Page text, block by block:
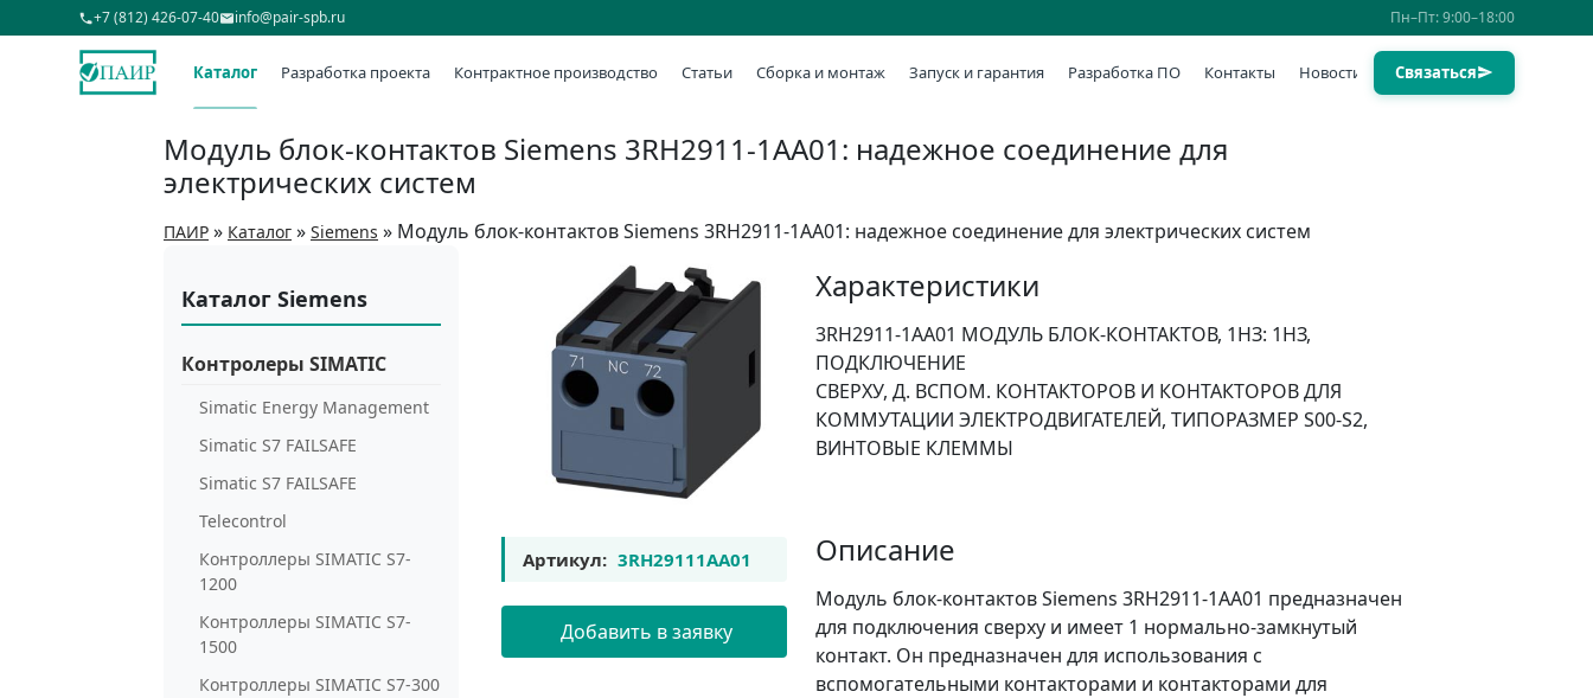
+7 (812) 426-07-40 info@pair-spb.ru Пн–Пт: 9:00–18:00
Каталог Разработка проекта Контрактное производство Статьи Сборка и монтаж Запуск и гарантия Разработка ПО Контакты Новости Связаться
Модуль блок-контактов Siemens 3RH2911-1AA01: надежное соединение для
электрических систем
ПАИР » Каталог » Siemens » Модуль блок-контактов Siemens 3RH2911-1AA01: надежное соединение для электрических систем
Каталог Siemens
Контролеры SIMATIC
Simatic Energy Management
Simatic S7 FAILSAFE
Simatic S7 FAILSAFE
Telecontrol
Контроллеры SIMATIC S7-
1200
Контроллеры SIMATIC S7-
1500
Контроллеры SIMATIC S7-300
Артикул: 3RH29111AA01
Добавить в заявку
Характеристики
3RH2911-1AA01 МОДУЛЬ БЛОК-КОНТАКТОВ, 1НЗ: 1НЗ,
ПОДКЛЮЧЕНИЕ
СВЕРХУ, Д. ВСПОМ. КОНТАКТОРОВ И КОНТАКТОРОВ ДЛЯ
КОММУТАЦИИ ЭЛЕКТРОДВИГАТЕЛЕЙ, ТИПОРАЗМЕР S00-S2,
ВИНТОВЫЕ КЛЕММЫ
Описание
Модуль блок-контактов Siemens 3RH2911-1AA01 предназначен
для подключения сверху и имеет 1 нормально-замкнутый
контакт. Он предназначен для использования с
вспомогательными контакторами и контакторами для